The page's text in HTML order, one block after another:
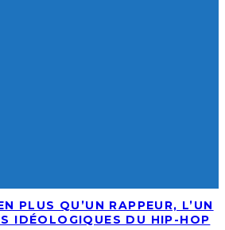
PLUS QU’UN RAPPEUR, L’UN
IDÉOLOGIQUES DU HIP-HOP